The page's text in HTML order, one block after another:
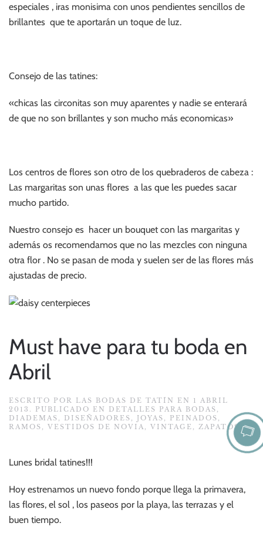
especiales , iras monisima con unos pendientes sencillos de
brillantes que te aportarán un toque de luz.
Consejo de las tatines:
«chicas las circonitas son muy aparentes y nadie se enterará
de que no son brillantes y son mucho más economicas»
Los centros de flores son otro de los quebraderos de cabeza :
Las margaritas son unas flores a las que les puedes sacar
mucho partido.
Nuestro consejo es hacer un bouquet con las margaritas y
además os recomendamos que no las mezcles con ninguna
otra flor . No se pasan de moda y suelen ser de las flores más
ajustadas de precio.
Must have para tu boda en
Abril
ESCRITO POR LAS BODAS DE TATÍN EN 1 ABRIL
2013 . PUBLICADO EN DETALLES PARA BODAS
DIADEMAS
DISEÑADORES JOYAS PEINADOS
RAMOS
VESTIDOS DE NOVIA VINTAGE ZAPATOS .
Lunes bridal tatines!!!
Hoy estrenamos un nuevo fondo porque llega la primavera,
las flores, el sol , los paseos por la playa, las terrazas y el
buen tiempo.